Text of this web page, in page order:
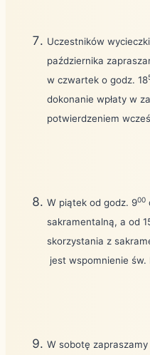
Uczestników
października
w czwartek o godz. 18
dokonanie wpłaty w
potwierdzeniem
W piątek od godz. 900
sakramentalną, a od
skorzystania z
jest wspomnienie św.
W sobotę